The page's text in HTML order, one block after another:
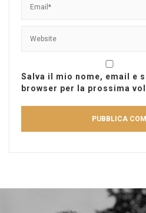
Salva il mio nome, email e
browser per la prossima